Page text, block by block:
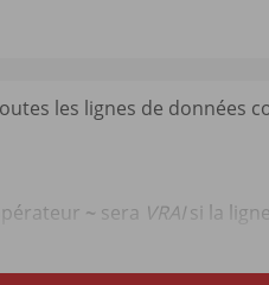
les lignes de données
~ sera VRAIsi la